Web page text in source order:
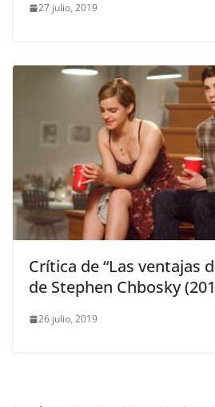
27 julio, 2019
Crítica de “Las ventajas
de Stephen Chbosky
26 julio, 2019